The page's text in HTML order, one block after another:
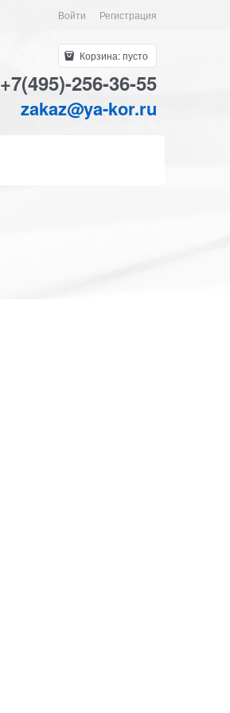
Войти Регистрация
Корзина:пусто
+7(495)-256-36-55
zakaz@ya-kor.ru